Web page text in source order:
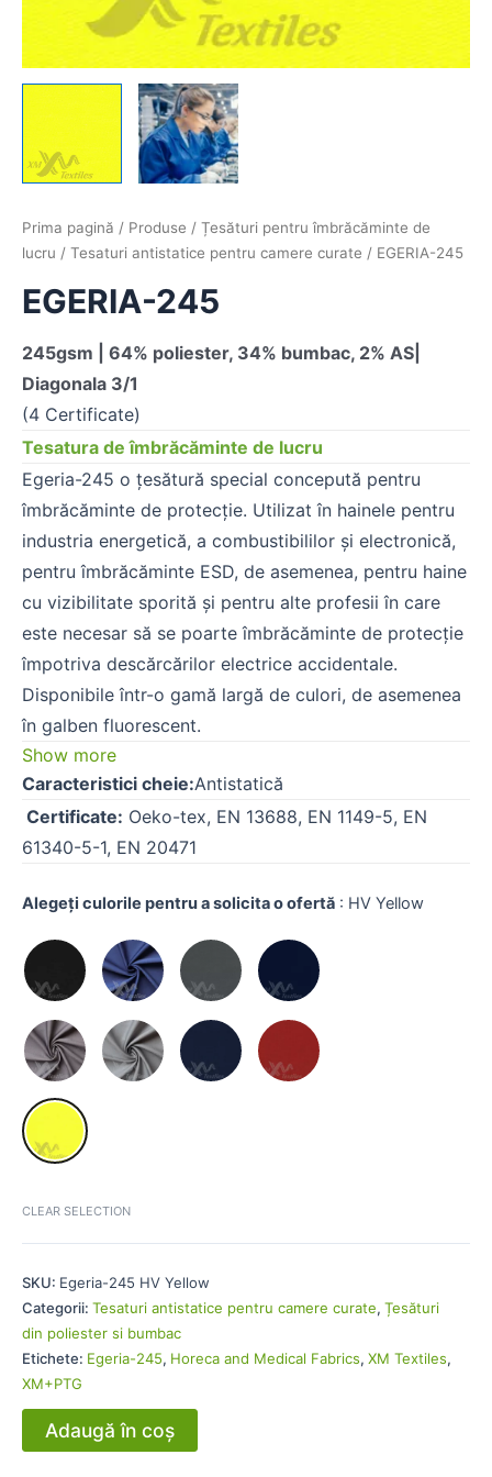
Prima pagină / Produse / Țesături pentru îmbrăcăminte de
lucru / Tesaturi antistatice pentru camere curate / EGERIA-245
EGERIA-245
245gsm | 64% poliester, 34% bumbac, 2% AS|
Diagonala 3/1
(4 Certificate)
Tesatura de îmbrăcăminte de lucru
Egeria-245 o țesătură special concepută pentru
îmbrăcăminte de protecție. Utilizat în hainele pentru
industria energetică, a combustibililor și electronică,
pentru îmbrăcăminte ESD, de asemenea, pentru haine
cu vizibilitate sporită și pentru alte profesii în care
este necesar să se poarte îmbrăcăminte de protecție
împotriva descărcărilor electrice accidentale.
Disponibile într-o gamă largă de culori, de asemenea
în galben fluorescent.
Show more
Caracteristici cheie:Antistatică
Certificate: Oeko-tex, EN 13688, EN 1149-5, EN
61340-5-1, EN 20471
Alegeți culorile pentru a solicita o ofertă : HV Yellow
CLEAR SELECTION
SKU: Egeria-245 HV Yellow
Categorii: Tesaturi antistatice pentru camere curate, Țesături
din poliester si bumbac
Etichete: Egeria-245, Horeca and Medical Fabrics, XM Textiles,
XM+PTG
Adaugă în coș